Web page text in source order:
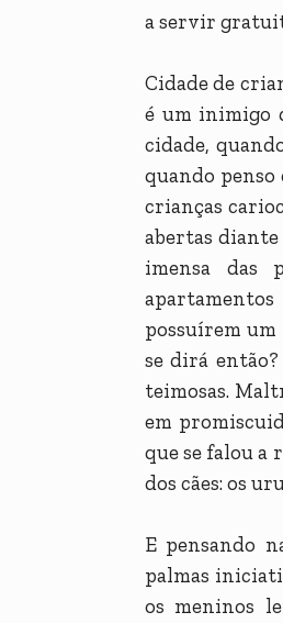
a servir
Cidade de
é um inimigo
cidade,
quando penso
crianças
abertas diante
imensa das
apartamentos
possuírem um
se dirá
teimosas.
em
que se falou a
dos cães: os
E pensando
palmas
os meninos